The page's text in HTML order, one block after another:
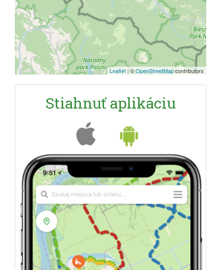
Leaflet | ©OpenStreetMapcontributors
Stiahnuť aplikáciu